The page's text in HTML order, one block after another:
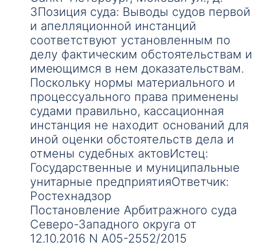
3Позиция суда: Выводы судов первой
и апелляционной инстанций
соответствуют установленным по
делу фактическим обстоятельствам и
имеющимся в нем доказательствам.
Поскольку нормы материального и
процессуального права применены
судами правильно, кассационная
инстанция не находит оснований для
иной оценки обстоятельств дела и
отмены судебных актовИстец:
Государственные и муниципальные
унитарные предприятияОтветчик:
Ростехнадзор
Постановление Арбитражного суда
Северо-Западного округа от
12.10.2016 N А05-2552/2015